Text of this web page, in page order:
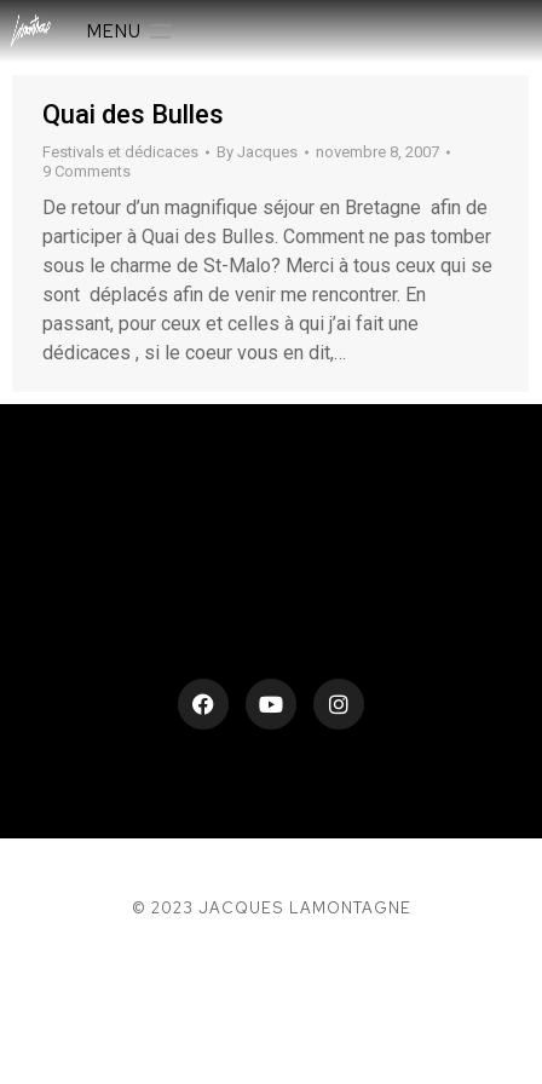
MENU
Quai des Bulles
Festivals et dédicaces By Jacques
novembre 8, 2007
9 Comments
De retour d’un magnifique séjour en Bretagne afin de
participer à Quai des Bulles. Comment ne pas tomber
sous le charme de St-Malo? Merci à tous ceux qui se
sont déplacés afin de venir me rencontrer. En
passant, pour ceux et celles à qui j’ai fait une
dédicaces , si le coeur vous en dit,…
© 2023 JACQUES LAMONTAGNE